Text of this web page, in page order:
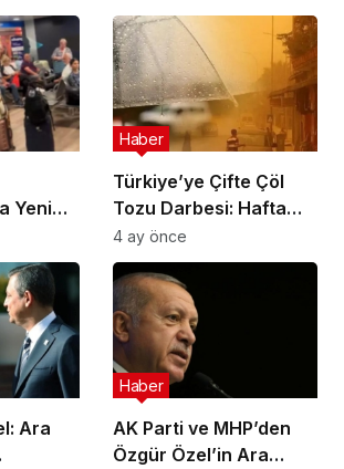
İlde Eş Zamanlı
Operasyon
Yeni
Açtı
Türkiye’ye Çifte Çöl
Tozu Darbesi: Hafta
Sonu Çamur Yağacak!
Haber
4 ay önce
Ara
AK Parti ve MHP’den
Özgür Özel’in Ara
Haber